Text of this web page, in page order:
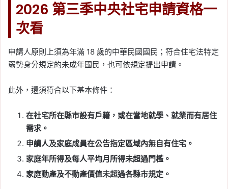
2026 第三季中央社宅申請資格一
次看
申請人原則上須為年滿 18 歲的中華民國國民；符合住宅法特定
弱勢身分規定的未成年國民，也可依規定提出申請。
此外，還須符合以下基本條件：
在社宅所在縣市設有戶籍，或在當地就學、就業而有居住
需求。
申請人及家庭成員在公告指定區域內無自有住宅。
家庭年所得及每人平均月所得未超過門檻。
家庭動產及不動產價值未超過各縣市規定。